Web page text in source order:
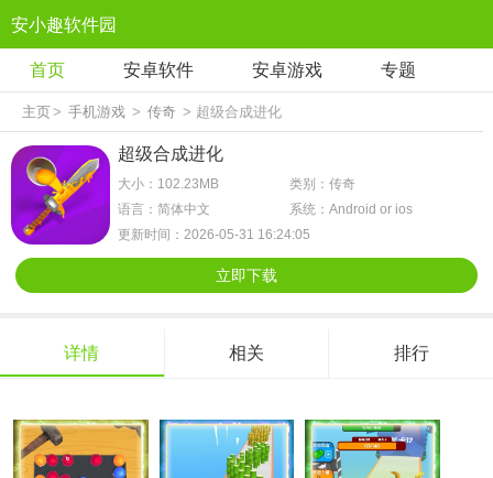
安小趣软件园
首页 安卓软件 安卓游戏 专题
主页> 手机游戏 > 传奇 > 超级合成进化
超级合成进化
大小：102.23MB
类别：传奇
语言：简体中文
系统：Android or ios
更新时间：2026-05-31 16:24:05
立即下载
详情 相关 排行